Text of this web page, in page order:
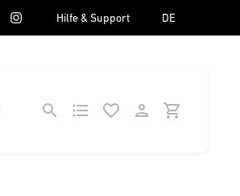
Hilfe & Support DE